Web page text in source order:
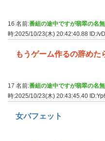
16 名前:番組の途中ですが翡翠の名
時:2025/10/23(木) 20:42:40.88 ID:/
もうゲーム作るの辞めた
17 名前:番組の途中ですが翡翠の名
時:2025/10/23(木) 20:43:45.40
女バフェット